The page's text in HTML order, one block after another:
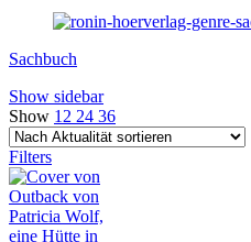
Sachbuch
Show sidebar
Show 12 24 36
Filters